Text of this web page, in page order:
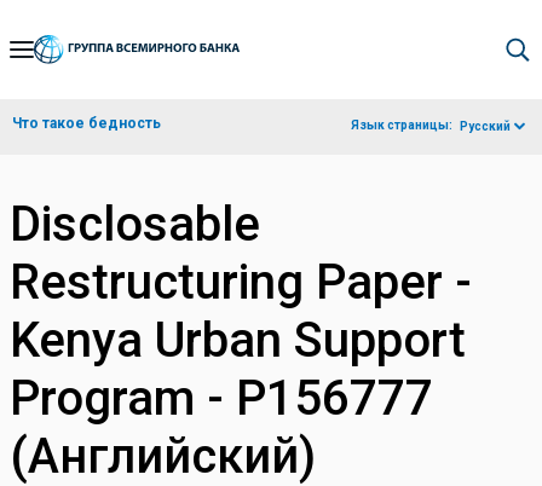
Skip
Navigation
Что такое бедность Язык страницы: Русский
Disclosable
Restructuring Paper -
Kenya Urban Support
Program - P156777
(Английский)